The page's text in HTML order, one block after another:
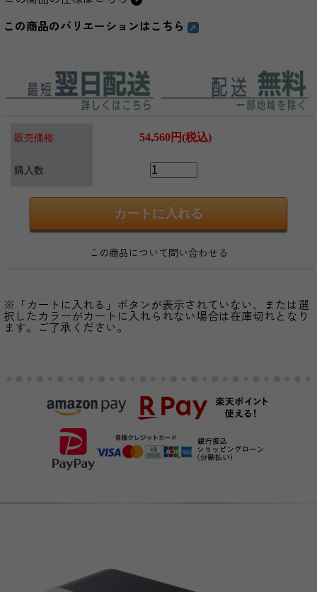
この商品のバリエーションはこちら
販売価格 54,560円(税込)
購入数
この商品について問い合わせる
※「カートに入れる」ボタンが表示されていない、または選
択したカラーがカートに入れられない場合は在庫切れとなり
ます。ご了承ください。